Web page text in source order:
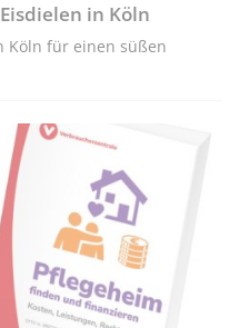
in Köln
Köln für einen süßen